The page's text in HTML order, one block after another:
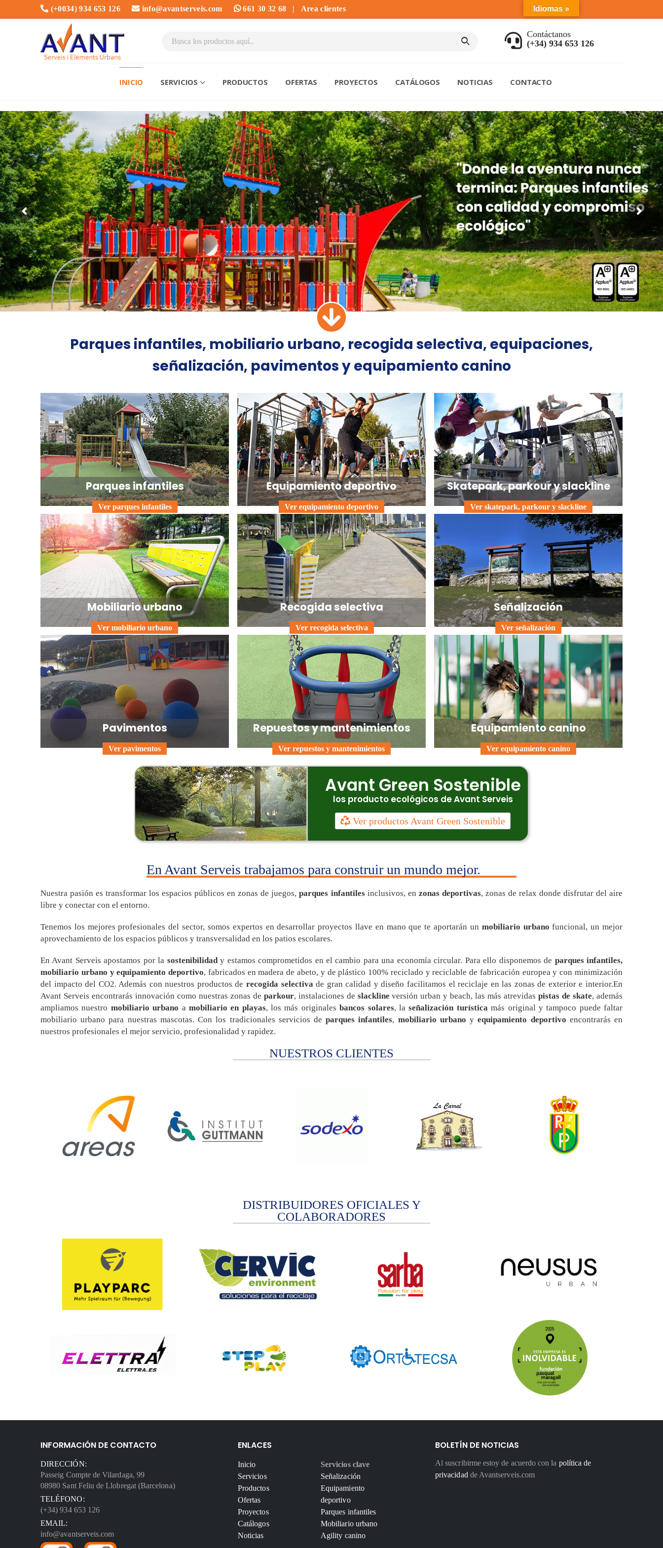
(+0034) 934 653 126 info@avantserveis.com 661 30 32 68 | Area clientes
Contáctanos
(+34) 934 653 126
INICIO SERVICIOS PRODUCTOS OFERTAS PROYECTOS CATÁLOGOS NOTICIAS CONTACTO
Parques infantiles, mobiliario urbano, recogida selectiva, equipaciones,
señalización, pavimentos y equipamiento canino
Parques infantiles
Ver parques infantiles
Equipamiento deportivo
Ver equipamiento deportivo
Skatepark, parkour y slackline
Ver skatepark, parkour y slackline
Mobiliario urbano
Ver mobiliario urbano
Recogida selectiva
Ver recogida selectiva
Señalización
Ver señalización
Pavimentos
Ver pavimentos
Repuestos y mantenimientos
Ver repuestos y mantenimientos
Equipamiento canino
Ver equipamiento canino
Avant Green Sostenible
los producto ecológicos de Avant Serveis
Ver productos Avant Green Sostenible
En Avant Serveis trabajamos para construir un mundo mejor.
Nuestra pasión es transformar los espacios públicos en zonas de juegos,parques infantilesinclusivos, en zonas deportivas, zonas de relax donde disfrutar del aire
libre y conectar con el entorno.
Tenemos los mejores profesionales del sector, somos expertos en desarrollar proyectos llave en mano que te aportarán un mobiliario urbano funcional, un mejor
aprovechamiento de los espacios públicos y transversalidad en los patios escolares.
En Avant Serveis apostamos por la sostenibilidady estamos comprometidos en el cambio para una economía circular. Para ello disponemos de parques infantiles,
mobiliario urbano y equipamiento deportivo, fabricados en madera de abeto, y de plástico 100% reciclado y reciclable de fabricación europea y con minimización
del impacto del CO2. Además con nuestros productos derecogida selectivade gran calidad y diseño facilitamos el reciclaje en las zonas de exterior e interior.En
Avant Serveis encontrarás innovación como nuestras zonas de parkour, instalaciones de slackline versión urban y beach, las más atrevidaspistas de skate, además
ampliamos nuestro mobiliario urbano a mobiliario en playas, los más originalesbancos solares, laseñalización turísticamás original y tampoco puede faltar
mobiliario urbano para nuestras mascotas. Con los tradicionales servicios deparques infantiles, mobiliario urbano yequipamiento deportivo encontrarás en
nuestros profesionales el mejor servicio, profesionalidad y rapidez.
NUESTROS CLIENTES
DISTRIBUIDORES OFICIALES Y
COLABORADORES
INFORMACIÓN DE CONTACTO
DIRECCIÓN:
Passeig Compte de Vilardaga, 99
08980 Sant Feliu de Llobregat (Barcelona)
TELÉFONO:
(+34) 934 653 126
EMAIL:
info@avantserveis.com
ENLACES
Inicio
Servicios
Productos
Ofertas
Proyectos
Catálogos
Noticias
Servicios clave
Señalización
Equipamiento
deportivo
Parques infantiles
Mobiliario urbano
Agility canino
BOLETÍN DE NOTICIAS
Al suscribirme estoy de acuerdo con la política de
privacidad de Avantserveis.com
Idiomas »